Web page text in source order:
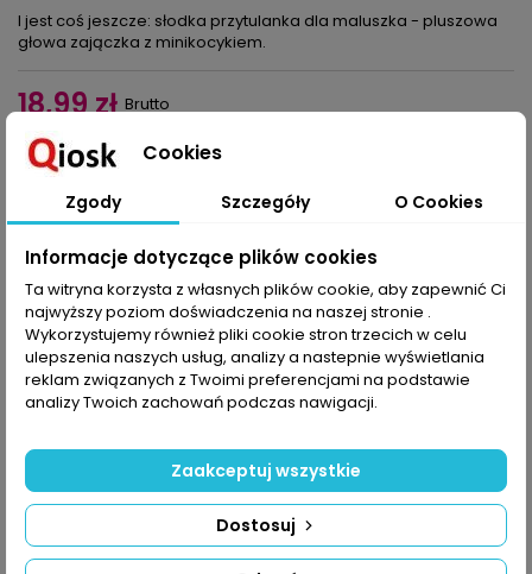
I jest coś jeszcze: słodka przytulanka dla maluszka - pluszowa
głowa zajączka z minikocykiem.
18,99 zł Brutto
Ilość 
OPIS SZCZEGÓŁY PRODUKTU
Gra w zielone rozpoczęła się na dobre, bo wiosna coraz bliżej.
Popatrz na spódnice, bluzki, spodnie i sukienki, bo już najwyższy
wiosennych zestawów z dzianiny prezentujemy lekkie
kombinezony z dekoltem Carmen lub na ramiączkach, sukienkę
z gorsetową sznurowaną na plecach górą i rozcięciem w
spódnicy, zwiewną koszulową sukienkę z falbanami, a także
spodnie w kilku długościach i kombinezon ze
Cookies
Zgody Szczegóły O Cookies
Informacje dotyczące plików cookies
Ta witryna korzysta z własnych plików cookie, aby zapewnić Ci
najwyższy poziom doświadczenia na naszej stronie .
Wykorzystujemy również pliki cookie stron trzecich w celu
ulepszenia naszych usług, analizy a nastepnie wyświetlania
reklam związanych z Twoimi preferencjami na podstawie
analizy Twoich zachowań podczas nawigacji.
Dostosuj
Zaakceptuj wszystkie